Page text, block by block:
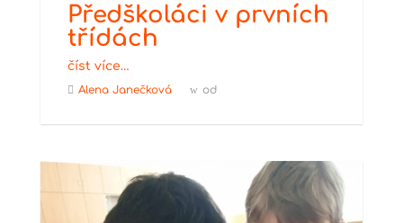
Předškoláci v prvních
třídách
číst více…
Alena Janečková od